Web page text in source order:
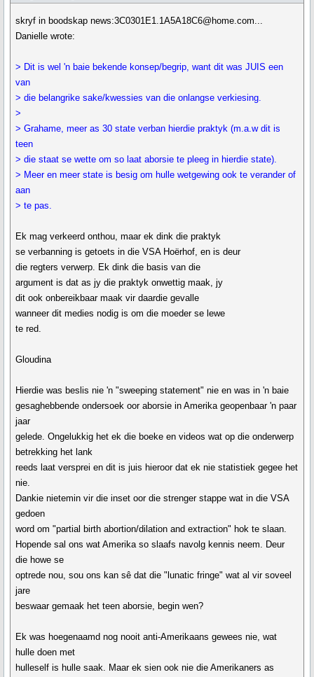
skryf in boodskap news:3C0301E1.1A5A18C6@home.com...
Danielle wrote:
> Dit is wel 'n baie bekende konsep/begrip, want dit was JUIS een
van
> die belangrike sake/kwessies van die onlangse verkiesing.
>
> Grahame, meer as 30 state verban hierdie praktyk (m.a.w dit is
teen
> die staat se wette om so laat aborsie te pleeg in hierdie state).
> Meer en meer state is besig om hulle wetgewing ook te verander of
aan
> te pas.
Ek mag verkeerd onthou, maar ek dink die praktyk
se verbanning is getoets in die VSA Hoërhof, en is deur
die regters verwerp. Ek dink die basis van die
argument is dat as jy die praktyk onwettig maak, jy
dit ook onbereikbaar maak vir daardie gevalle
wanneer dit medies nodig is om die moeder se lewe
te red.
Gloudina
Hierdie was beslis nie 'n "sweeping statement" nie en was in 'n baie
gesaghebbende ondersoek oor aborsie in Amerika geopenbaar 'n paar
jaar
gelede. Ongelukkig het ek die boeke en videos wat op die onderwerp
betrekking het lank
reeds laat versprei en dit is juis hieroor dat ek nie statistiek gegee het
nie.
Dankie nietemin vir die inset oor die strenger stappe wat in die VSA
gedoen
word om "partial birth abortion/dilation and extraction" hok te slaan.
Hopende sal ons wat Amerika so slaafs navolg kennis neem. Deur
die howe se
optrede nou, sou ons kan sê dat die "lunatic fringe" wat al vir soveel
jare
beswaar gemaak het teen aborsie, begin wen?
Ek was hoegenaamd nog nooit anti-Amerikaans gewees nie, wat
hulle doen met
hulleself is hulle saak. Maar ek sien ook nie die Amerikaners as